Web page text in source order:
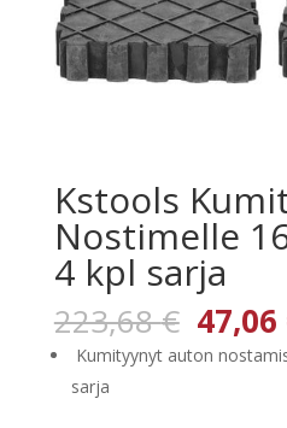
Kstools
Nostimelle
4 kpl sarja
223,68€
hinta
oli:
47,06
Kumityynyt auton
sarja